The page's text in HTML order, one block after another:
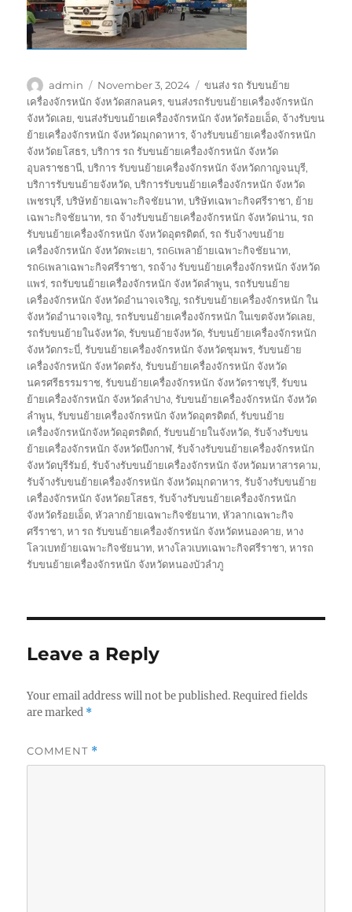
Author
admin
Posted
on
November 3, 2024 Tags
ขนส่ง รถ รับขนย้าย
เครื่องจักรหนัก จังหวัดสกลนคร,ขนส่งรถรับขนย้ายเครื่องจักรหนัก
จังหวัดเลย,ขนส่งรับขนย้ายเครื่องจักรหนัก จังหวัดร้อยเอ็ด, จ้างรับขน
ย้ายเครื่องจักรหนัก จังหวัดมุกดาหาร, จ้างรับขนย้ายเครื่องจักรหนัก
จังหวัดยโสธร,บริการ รถ รับขนย้ายเครื่องจักรหนัก จังหวัด
อุบลราชธานี,บริการ รับขนย้ายเครื่องจักรหนัก จังหวัดกาญจนบุรี,
บริการรับขนย้ายจังหวัด,บริการรับขนย้ายเครื่องจักรหนัก จังหวัด
เพชรบุรี,บริษัทย้ายเฉพาะกิจชัยนาท,บริษัทเฉพาะกิจศรีราชา, ย้าย
เฉพาะกิจชัยนาท,รถ จ้างรับขนย้ายเครื่องจักรหนัก จังหวัดน่าน,รถ
รับขนย้ายเครื่องจักรหนัก จังหวัดอุตรดิตถ์,รถ รับจ้างขนย้าย
เครื่องจักรหนัก จังหวัดพะเยา,รถ6เพลาย้ายเฉพาะกิจชัยนาท,
รถ6เพลาเฉพาะกิจศรีราชา,รถจ้าง รับขนย้ายเครื่องจักรหนัก จังหวัด
แพร่,รถรับขนย้ายเครื่องจักรหนัก จังหวัดลำพูน,รถรับขนย้าย
เครื่องจักรหนัก จังหวัดอำนาจเจริญ,รถรับขนย้ายเครื่องจักรหนัก ใน
จังหวัดอำนาจเจริญ,รถรับขนย้ายเครื่องจักรหนัก ในเขตจังหวัดเลย,
รถรับขนย้ายในจังหวัด,รับขนย้ายจังหวัด,รับขนย้ายเครื่องจักรหนัก
จังหวัดกระบี่,รับขนย้ายเครื่องจักรหนัก จังหวัดชุมพร,รับขนย้าย
เครื่องจักรหนัก จังหวัดตรัง,รับขนย้ายเครื่องจักรหนัก จังหวัด
นครศรีธรรมราช,รับขนย้ายเครื่องจักรหนัก จังหวัดราชบุรี,รับขน
ย้ายเครื่องจักรหนัก จังหวัดลำปาง,รับขนย้ายเครื่องจักรหนัก จังหวัด
ลำพูน,รับขนย้ายเครื่องจักรหนัก จังหวัดอุตรดิตถ์,รับขนย้าย
เครื่องจักรหนักจังหวัดอุตรดิตถ์,รับขนย้ายในจังหวัด,รับจ้างรับขน
ย้ายเครื่องจักรหนัก จังหวัดบึงกาฬ,รับจ้างรับขนย้ายเครื่องจักรหนัก
จังหวัดบุรีรัมย์,รับจ้างรับขนย้ายเครื่องจักรหนัก จังหวัดมหาสารคาม,
รับจ้างรับขนย้ายเครื่องจักรหนัก จังหวัดมุกดาหาร,รับจ้างรับขนย้าย
เครื่องจักรหนัก จังหวัดยโสธร,รับจ้างรับขนย้ายเครื่องจักรหนัก
จังหวัดร้อยเอ็ด,หัวลากย้ายเฉพาะกิจชัยนาท,หัวลากเฉพาะกิจ
ศรีราชา,หา รถ รับขนย้ายเครื่องจักรหนัก จังหวัดหนองคาย,หาง
โลวเบทย้ายเฉพาะกิจชัยนาท,หางโลวเบทเฉพาะกิจศรีราชา,หารถ
รับขนย้ายเครื่องจักรหนัก จังหวัดหนองบัวลำภู
Leave a Reply
Your email address will not be published. Required fields
are marked *
COMMENT *